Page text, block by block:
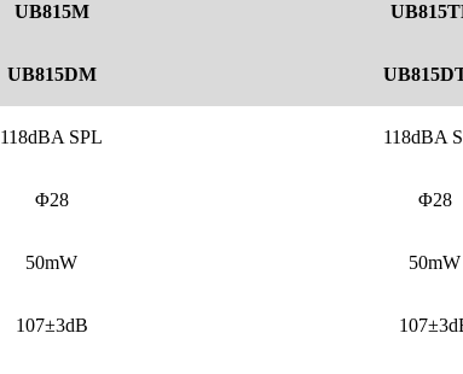
UB815M
UB815DM
118dBA SPL 118dBA
Φ28 Φ28
50mW 50mW
107±3dB